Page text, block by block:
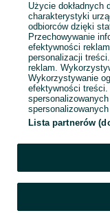
Użycie dokładnych
charakterystyki
odbiorców dzięki
Przechowywanie
efektywności
personalizacji
reklam.
Wykorzystywanie
efektywności
Lista partnerów